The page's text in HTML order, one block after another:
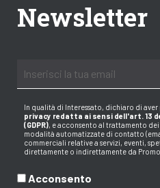
Newsletter
In qualità di Interessato, dichiaro di aver
privacy redatta ai sensi dell'art. 13
(GDPR), e acconsento al trattamento
modalità automatizzate di contatto
commerciali relative a servizi, eventi,
direttamente o indirettamente da
Acconsento